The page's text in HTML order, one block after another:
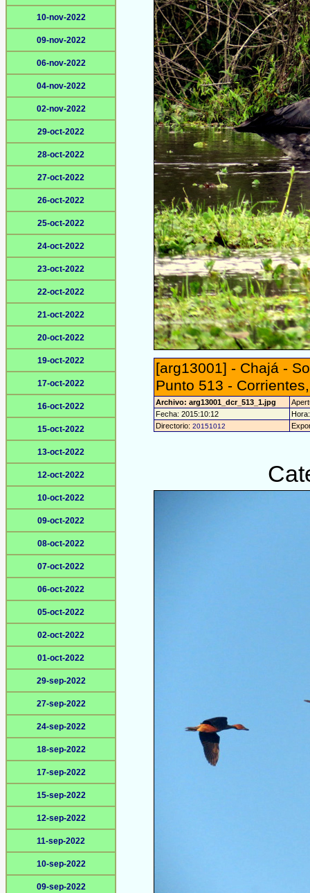
10-nov-2022
09-nov-2022
06-nov-2022
04-nov-2022
02-nov-2022
29-oct-2022
28-oct-2022
27-oct-2022
26-oct-2022
25-oct-2022
24-oct-2022
23-oct-2022
22-oct-2022
21-oct-2022
20-oct-2022
19-oct-2022
17-oct-2022
16-oct-2022
15-oct-2022
13-oct-2022
12-oct-2022
10-oct-2022
09-oct-2022
08-oct-2022
07-oct-2022
06-oct-2022
05-oct-2022
02-oct-2022
01-oct-2022
29-sep-2022
27-sep-2022
24-sep-2022
18-sep-2022
17-sep-2022
15-sep-2022
12-sep-2022
11-sep-2022
10-sep-2022
09-sep-2022
[arg13001] - Chajá -
Punto 513 -
Archivo: arg13001_dcr_513_1.jpg
Fecha: 2015:10:12
Directorio: 20151012